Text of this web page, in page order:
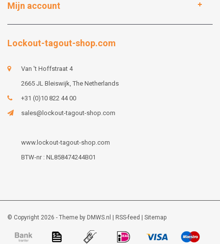
Mijn account
Lockout-tagout-shop.com
Van 't Hoffstraat 4
2665 JL Bleiswijk, The Netherlands
+31 (0)10 822 44 00
sales@lockout-tagout-shop.com
www.lockout-tagout-shop.com
BTW-nr : NL858474244B01
© Copyright 2026 - Theme by DMWS.nl RSS-feed Sitemap